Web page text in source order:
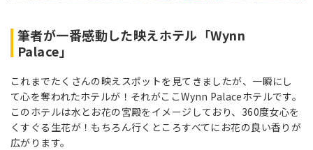
筆者が一番感動した映えホテル「Wynn
Palace」
これまでたくさんの映えスポットを見てきましたが、一瞬にし
て心を奪われたホテルが！それがここWynn Palaceホテルです。
このホテルは水とお花の宮殿をイメージしており、360度女心を
くすぐる生花が！もちろん行くところすべてにお花の良い香りが
広がります。